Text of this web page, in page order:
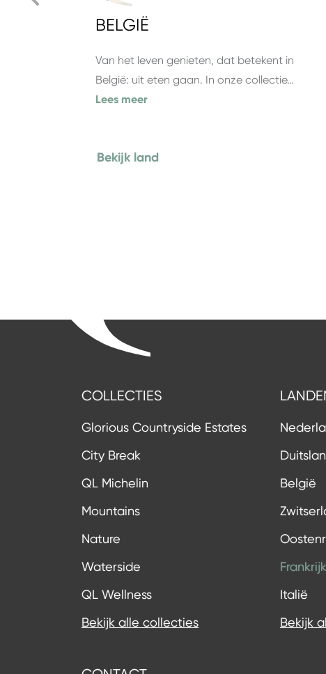
BELGIË
Van het leven genieten, dat betekent in
België: uit eten gaan. In onze collectie…
Lees meer
Bekijk land
COLLECTIES
Glorious Countryside Estates
City Break
QL Michelin
Mountains
Nature
Waterside
QL Wellness
Bekijk alle collecties
België
Frankrijk
Italië
Bekijk